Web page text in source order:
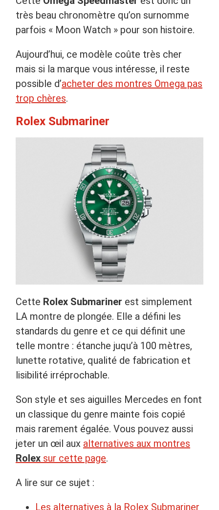
très beau chronomètre qu’on surnomme
parfois « Moon Watch » pour son histoire.
Aujourd’hui, ce modèle coûte très cher
mais si la marque vous intéresse, il reste
possible d’acheter des montres Omega pas
trop chères.
Rolex Submariner
Cette Rolex Submariner est simplement
LA montre de plongée. Elle a défini les
standards du genre et ce qui définit une
telle montre : étanche juqu’à 100 mètres,
lunette rotative, qualité de fabrication et
lisibilité irréprochable.
Son style et ses aiguilles Mercedes en font
un classique du genre mainte fois copié
mais rarement égalée. Vous pouvez aussi
jeter un œil aux alternatives aux montres
Rolex sur cette page.
A lire sur ce sujet :
Les alternatives à la Rolex Submariner